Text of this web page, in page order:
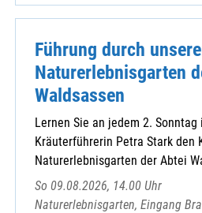
Führung durch
Naturerlebnisgarten
Waldsassen
Lernen Sie an jedem 2.
Kräuterführerin Petra Stark den
Naturerlebnisgarten der Abtei
So 09.08.2026, 14.00 Uhr
Naturerlebnisgarten, Eingang